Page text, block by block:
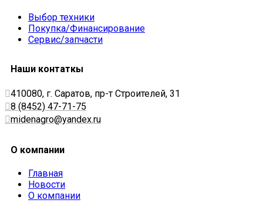
Выбор техники
Покупка/Финансирование
Сервис/запчасти
Наши контаткы
410080, г. Саратов, пр-т Строителей, 31
8 (8452) 47-71-75
midenagro@yandex.ru
О компании
Главная
Новости
О компании